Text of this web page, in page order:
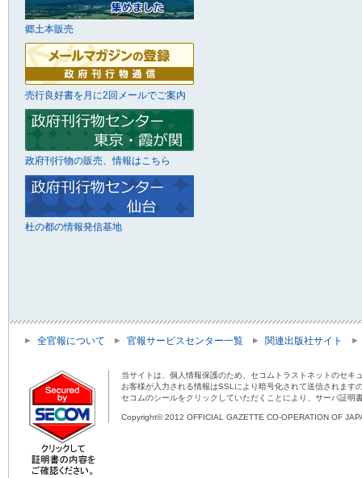
郷土本販売
売行良好書を月に2回メールでご案内
政府刊行物の販売、情報はこちら
杜の都の情報発信基地
全官報について 官報サービスセンター一覧 関連出版社サイト
当サイトは、個人情報保護のため、セコムトラストネットのセキ
お客様が入力される情報はSSLにより暗号化されて送信されま
セコムのシールをクリックしていただくことにより、サーバ証明
Copyright© 2012 OFFICIAL GAZETTE CO-OPERATION OF